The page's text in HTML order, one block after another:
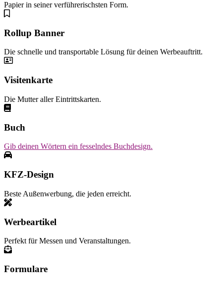
Papier in seiner verführerischsten Form.
Rollup Banner
Die schnelle und transportable Lösung für deinen Werbeauftritt.
Visitenkarte
Die Mutter aller Eintrittskarten.
Buch
Gib deinen Wörtern ein fesselndes Buchdesign.
KFZ-Design
Beste Außenwerbung, die jeden erreicht.
Werbeartikel
Perfekt für Messen und Veranstaltungen.
Formulare